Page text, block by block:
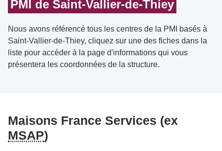
PMI de Saint-Vallier-de-Thiey
Nous avons référencé tous les centres de la PMI basés à
Saint-Vallier-de-Thiey, cliquez sur une des fiches dans la
liste pour accéder à la page d'informations qui vous
présentera les coordonnées de la structure.
Maisons France Services (ex
MSAP)